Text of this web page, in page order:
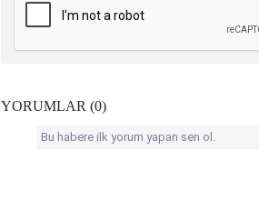
YORUMLAR (0)
Bu habere ilk yorum yapan sen ol.